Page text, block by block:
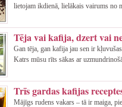
lietojam ikdienā, lielākais vairums no
Tēja vai kafija, dzert vai
Gan tēja, gan kafija jau sen ir
Katrs mūsu rīts sākas ar
Trīs gardas kafijas
Mājīgs rudens vakars – tā ir maiga,